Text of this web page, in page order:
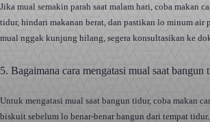
Jika mual semakin parah saat malam hari, coba makan
tidur, hindari makanan berat, dan pastikan lo minum air
mual nggak kunjung hilang, segera konsultasikan ke
5. Bagaimana cara mengatasi mual saat bangun
Untuk mengatasi mual saat bangun tidur, coba makan
biskuit sebelum lo benar-benar bangun dari tempat